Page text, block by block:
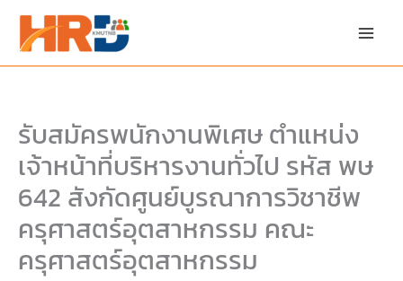
content
รับสมัครพนักงานพิเศษ ตำแหน่ง
เจ้าหน้าที่บริหารงานทั่วไป รหัส พษ
642 สังกัดศูนย์บูรณาการวิชาชีพ
ครุศาสตร์อุตสาหกรรม คณะ
ครุศาสตร์อุตสาหกรรม
PDF